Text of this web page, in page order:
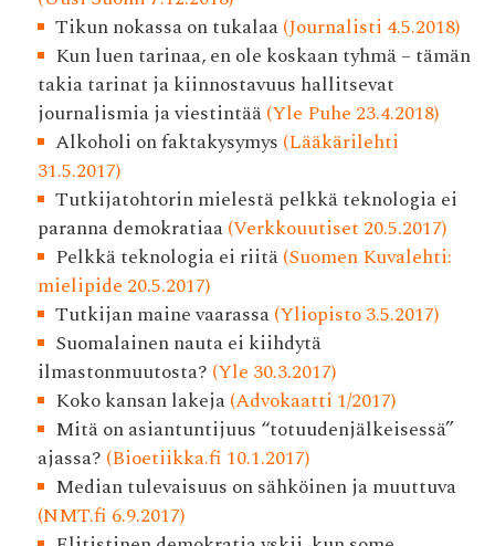
Tikun nokassa on tukalaa(Journalisti 4.5.2018)
Kun luen tarinaa, en ole koskaan tyhmä – tämän
takia tarinat ja kiinnostavuus hallitsevat
journalismia ja viestintää(Yle Puhe 23.4.2018)
Alkoholi on faktakysymys (Lääkärilehti
31.5.2017)
Tutkijatohtorin mielestä pelkkä teknologia ei
paranna demokratiaa(Verkkouutiset 20.5.2017)
Pelkkä teknologia ei riitä(Suomen Kuvalehti:
mielipide 20.5.2017)
Tutkijan maine vaarassa(Yliopisto 3.5.2017)
Suomalainen nauta ei kiihdytä
ilmastonmuutosta? (Yle 30.3.2017)
Koko kansan lakeja(Advokaatti 1/2017)
Mitä on asiantuntijuus “totuudenjälkeisessä”
ajassa? (Bioetiikka.fi 10.1.2017)
Median tulevaisuus on sähköinen ja muuttuva
(NMT.fi 6.9.2017)